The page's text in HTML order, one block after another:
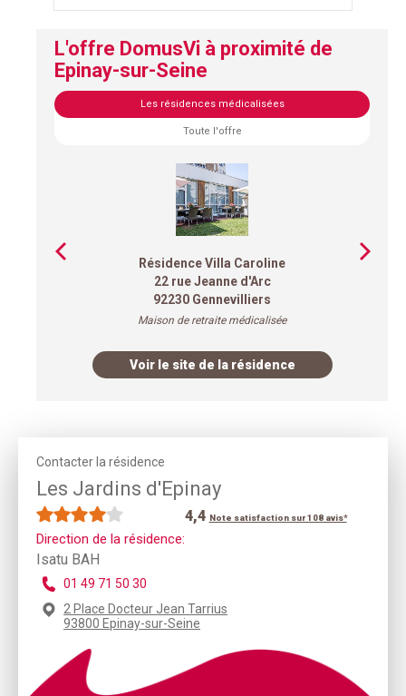
L'offre DomusVi à proximité de
Epinay-sur-Seine
Les résidences médicalisées
Toute l'offre
Résidence Villa Caroline
22 rue Jeanne d'Arc
92230 Gennevilliers
Maison de retraite médicalisée
Voir le site de la résidence
Contacter la résidence
Les Jardins d'Epinay
4,4 Note satisfaction sur 108 avis*
Direction de la résidence:
Isatu BAH
01 49 71 50 30
2 Place Docteur Jean Tarrius
93800 Epinay-sur-Seine